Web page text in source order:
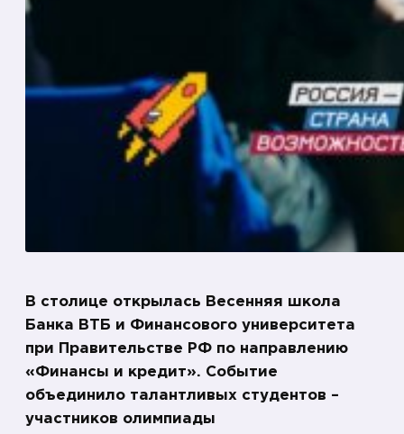
В столице открылась Весенняя школа
Банка ВТБ и Финансового университета
при Правительстве РФ по направлению
«Финансы и кредит». Событие
объединило талантливых студентов –
участников олимпиады